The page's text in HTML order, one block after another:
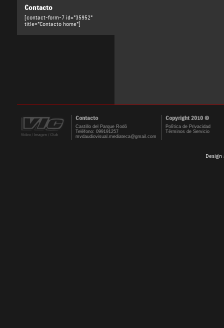
Contacto
[contact-form-7 id="35952"
title="Contacto home"]
Contacto Copyright 2010 ©
Castillo del Parque Rodó
Teléfono: 099191257
mvdaudiovisual.mediateca@gmail.com
Política de Privacidad
Términos de Servicio